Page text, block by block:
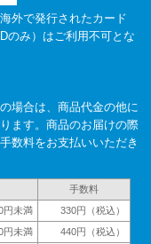
外で発行されたカード
のみ）はご利用不可とな
場合は、商品代金の他に
ます。商品のお届けの際
数料をお支払いいただき
手数料
円未満
330円（税込）
円未満
440円（税込）